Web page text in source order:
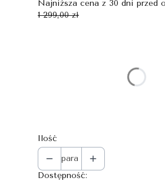
Najniższa cena z 30 dni przed
1 299,00 zł
Ilość
para
Dostępność: